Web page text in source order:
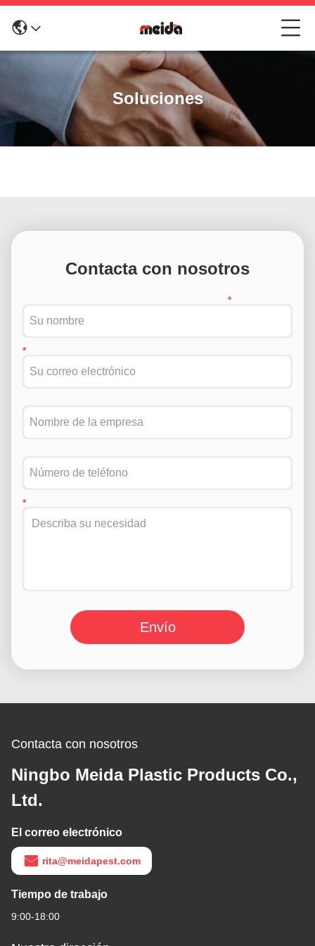
Soluciones
Contacta con nosotros
Envío
Contacta con nosotros
Ningbo Meida Plastic Products Co.,
Ltd.
El correo electrónico
rita@meidapest.com
Tiempo de trabajo
9:00-18:00